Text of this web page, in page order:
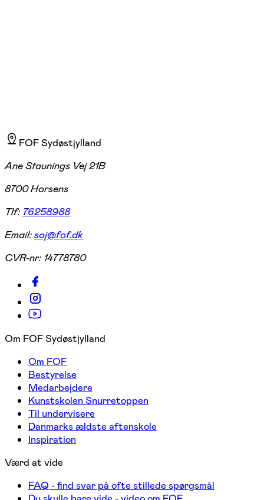
FOF Sydøstjylland
Ane Staunings Vej 21B
8700 Horsens
Tlf: 76258988
Email:soj@fof.dk
CVR-nr: 14778780
Om FOF Sydøstjylland
Om FOF
Bestyrelse
Medarbejdere
Kunstskolen Snurretoppen
Til undervisere
Danmarks ældste aftenskole
Inspiration
Værd at vide
FAQ - find svar på ofte stillede spørgsmål